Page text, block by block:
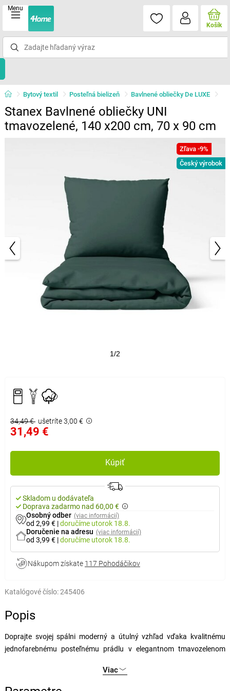
Menu
Košík
Bytový textil Posteľná bielizeň Bavlnené obliečky De LUXE
Stanex Bavlnené obliečky UNI
tmavozelené, 140 x200 cm, 70 x 90 cm
Zľava -9%
Český výrobok
1/2
34,49 € ušetríte 3,00 €
31,49 €
Kúpiť
Skladom u dodávateľa
Doprava zadarmo nad 60,00 €
Osobný odber (viac informácií)
od 2,99 € |doručíme utorok 18.8.
Doručenie na adresu (viac informácií)
od 3,99 € |doručíme utorok 18.8.
Nákupom získate 117 Pohodáčikov
Katalógové číslo:245406
Popis
Doprajte svojej spálni moderný a útulný vzhľad vďaka kvalitnému
jednofarebnému posteľnému prádlu v elegantnom tmavozelenom
interiéru a vytvoríte si príjemné miesto na oddych.
Viac